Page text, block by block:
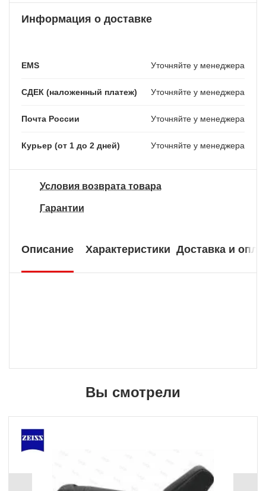
Информация о доставке
EMS Уточняйте у менеджера
СДЕК (наложенный платеж) Уточняйте у менеджера
Почта России Уточняйте у менеджера
Курьер (от 1 до 2 дней) Уточняйте у менеджера
Условия возврата товара
Гарантии
Описание Характеристики Доставка и
Вы смотрели